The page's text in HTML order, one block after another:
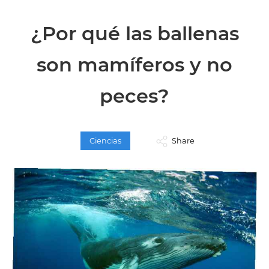
¿Por qué las ballenas
son mamíferos y no
peces?
Ciencias Share